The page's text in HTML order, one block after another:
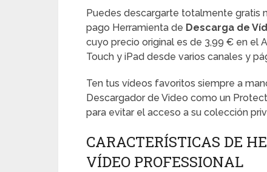
Puedes descargarte totalmente gratis
pago Herramienta de Descarga de
cuyo precio original es de 3,99 € en el
Touch y iPad desde varios canales y
Ten tus vídeos favoritos siempre a
Descargador de Video como un
para evitar el acceso a su colección
CARACTERÍSTICAS DE
VÍDEO PROFESSIONAL